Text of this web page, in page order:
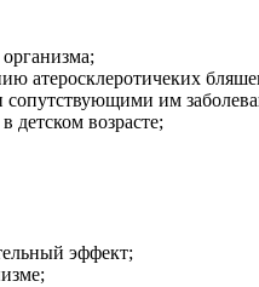
атеросклеротичеких
сопутствующими им
детском возрасте;
эффект;